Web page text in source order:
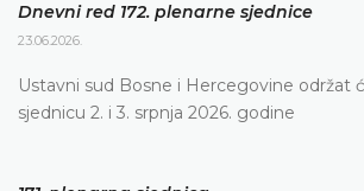
Dnevni red 172. plenarne sjednice
23.06.2026.
Ustavni sud Bosne i Hercegovine održat
sjednicu 2. i 3. srpnja 2026. godine